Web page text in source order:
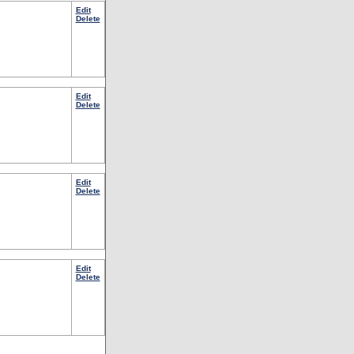
Edit
Delete
Edit
Delete
Edit
Delete
Edit
Delete